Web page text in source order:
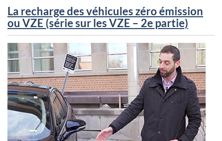
La recharge des véhicules zéro émission
ou VZE (série sur les VZE – 2e partie)